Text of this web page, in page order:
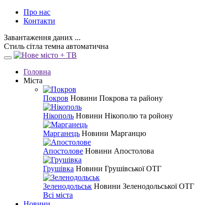
Про нас
Контакти
Завантаження даних ...
Стиль сітла темна автоматична
Головна
Міста
Покров Новини Покрова та району
Нікополь Новини Нікополю та ройону
Марганець Новини Марганцю
Апостолове Новини Апостолова
Грушівка Новини Грушівської ОТГ
Зеленодольськ Новини Зеленодольської ОТГ
Всі міста